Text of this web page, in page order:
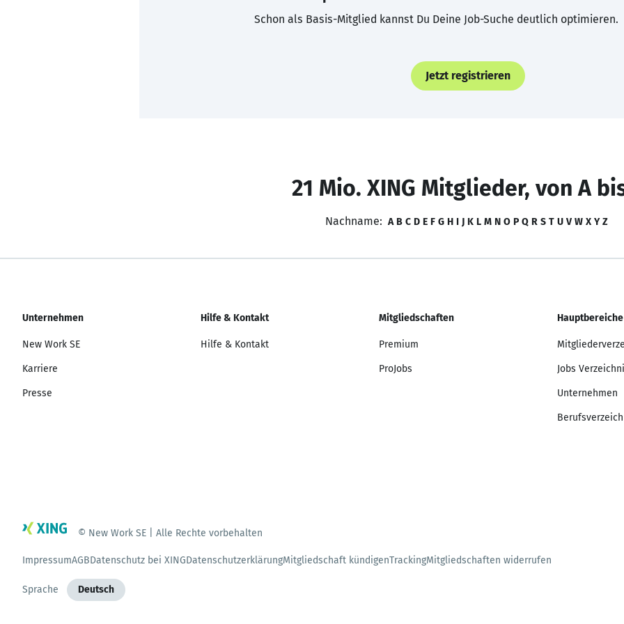
Schon als Basis-Mitglied kannst Du Deine Job-Suche deutlich optimieren.
Jetzt registrieren
21 Mio. XING Mitglieder, von A
Nachname: A B C D E F G H I J K L M N O P Q R S T U V W X Y Z
Unternehmen
New Work SE
Karriere
Presse
Hilfe & Kontakt
Hilfe & Kontakt
Mitgliedschaften
Premium
ProJobs
Hauptbereiche
Jobs
Unternehmen
© New Work SE | Alle Rechte vorbehalten
ImpressumAGBDatenschutz bei XINGDatenschutzerklärungMitgliedschaft kündigenTrackingMitgliedschaften widerrufen
Sprache Deutsch